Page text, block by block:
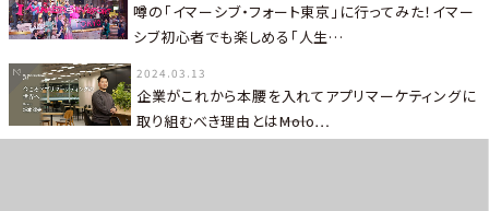
噂の「イマーシブ・フォート東京」に行ってみた！イマー
シブ初心者でも楽しめる「人生…
2024.03.13
企業がこれから本腰を入れてアプリマーケティングに
取り組むべき理由とは――Molo…